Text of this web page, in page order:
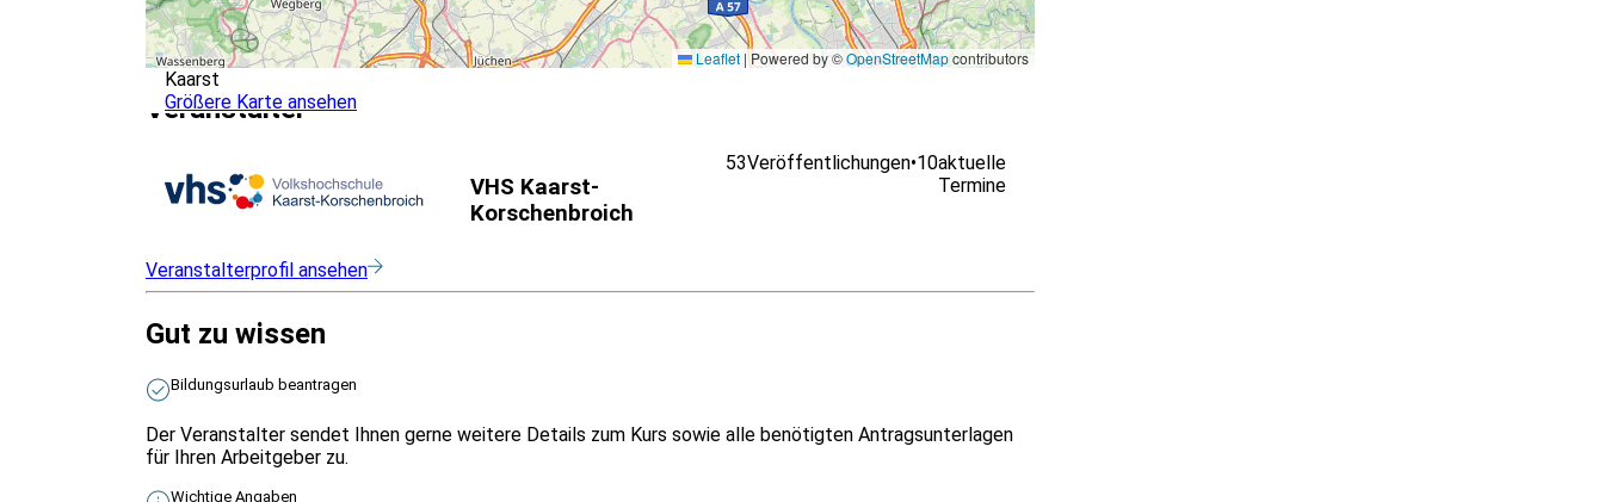
Leaflet |Powered by ©OpenStreetMapcontributors
Kaarst
Größere Karte ansehen
Veranstalter
VHS Kaarst-
Korschenbroich
53Veröffentlichungen•10aktuelle
Termine
Veranstalterprofil ansehen
Gut zu wissen
Bildungsurlaub beantragen
Der Veranstalter sendet Ihnen gerne weitere Details zum Kurs sowie alle benötigten Antragsunterlagen
für Ihren Arbeitgeber zu.
Wichtige Angaben